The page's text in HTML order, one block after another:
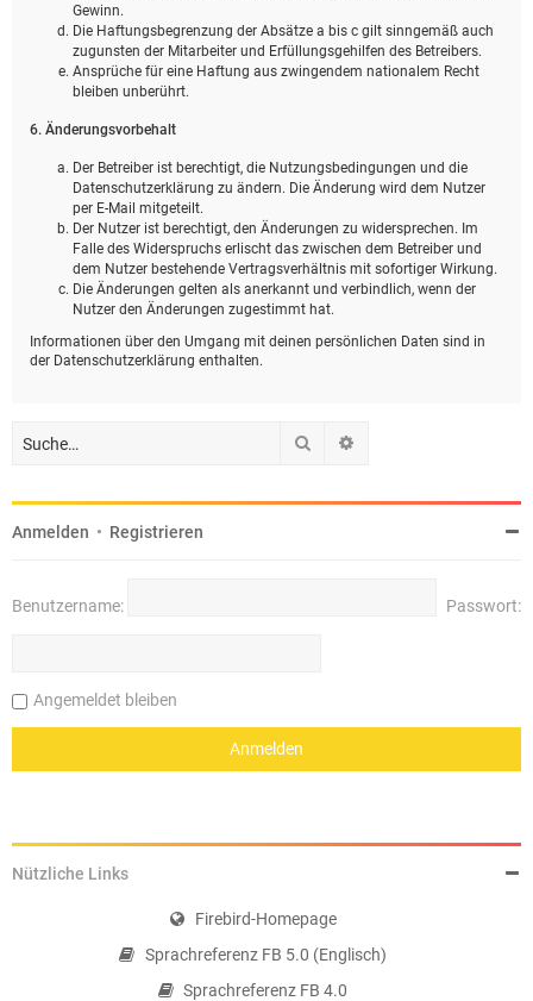
Gewinn.
Die Haftungsbegrenzung der Absätze a bis c gilt sinngemäß auch
zugunsten der Mitarbeiter und Erfüllungsgehilfen des Betreibers.
Ansprüche für eine Haftung aus zwingendem nationalem Recht
bleiben unberührt.
6. Änderungsvorbehalt
Der Betreiber ist berechtigt, die Nutzungsbedingungen und die
Datenschutzerklärung zu ändern. Die Änderung wird dem Nutzer
per E-Mail mitgeteilt.
Der Nutzer ist berechtigt, den Änderungen zu widersprechen. Im
Falle des Widerspruchs erlischt das zwischen dem Betreiber und
dem Nutzer bestehende Vertragsverhältnis mit sofortiger Wirkung.
Die Änderungen gelten als anerkannt und verbindlich, wenn der
Nutzer den Änderungen zugestimmt hat.
Informationen über den Umgang mit deinen persönlichen Daten sind in
der Datenschutzerklärung enthalten.
Suche
Anmelden • Registrieren
Benutzername: Passwort:
Angemeldet bleiben
Nützliche Links
Firebird-Homepage
Sprachreferenz FB 5.0 (Englisch)
Sprachreferenz FB 4.0